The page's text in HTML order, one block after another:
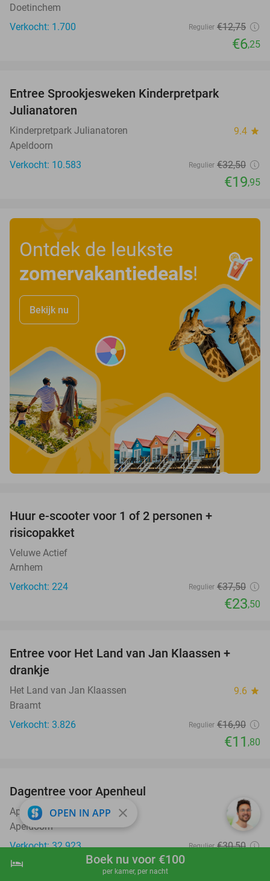
shopping_cart Boek nu
hotel Boek nu voor €100
per kamer, per nacht
Doetinchem
Verkocht: 1.700
Regulier €12,75
€6,25
Entree Sprookjesweken Kinderpretpark
Julianatoren
Kinderpretpark Julianatoren 9.4 star
Apeldoorn
Verkocht: 10.583
Regulier €32,50
€19,95
Ontdek de leukste
zomervakantiedeals!
Bekijk nu
Huur e-scooter voor 1 of 2 personen +
risicopakket
Veluwe Actief
Arnhem
Verkocht: 224
Regulier €37,50
€23,50
Entree voor Het Land van Jan Klaassen +
drankje
Het Land van Jan Klaassen 9.6 star
Braamt
Verkocht: 3.826
Regulier €16,90
€11 ,80
36%
Dagentree voor Apenheul
Apenheul 9.4star
Apeldoorn
Verkocht: 32.923
Regulier €30,50
OPEN IN APP close